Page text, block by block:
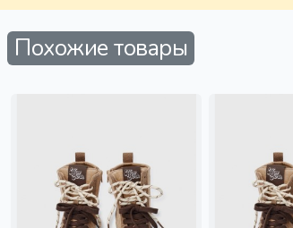
Похожие товары